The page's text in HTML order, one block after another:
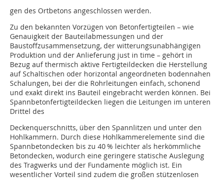
gen des Ortbetons angeschlossen werden.
Zu den bekannten Vorzügen von Betonfertigteilen – wie
Genauigkeit der Bauteilabmessungen und der
Baustoffzusammensetzung, der witterungsunabhängigen
Produktion und der Anlieferung just in time – gehört in
Bezug auf thermisch aktive Fertigteildecken die Herstellung
auf Schaltischen oder horizontal angeordneten bodennahen
Schalungen, bei der die Rohrleitungen einfach, schonend
und exakt direkt ins Bauteil eingebracht werden können. Bei
Spannbetonfertigteildecken liegen die Leitungen im unteren
Drittel des
Deckenquerschnitts, über den Spannlitzen und unter den
Hohlkammern. Durch diese Hohlkammerelemente sind die
Spannbetondecken bis zu 40 % leichter als herkömmliche
Betondecken, wodurch eine geringere statische Auslegung
des Tragwerks und der Fundamente möglich ist. Ein
wesentlicher Vorteil sind zudem die großen stützenlosen